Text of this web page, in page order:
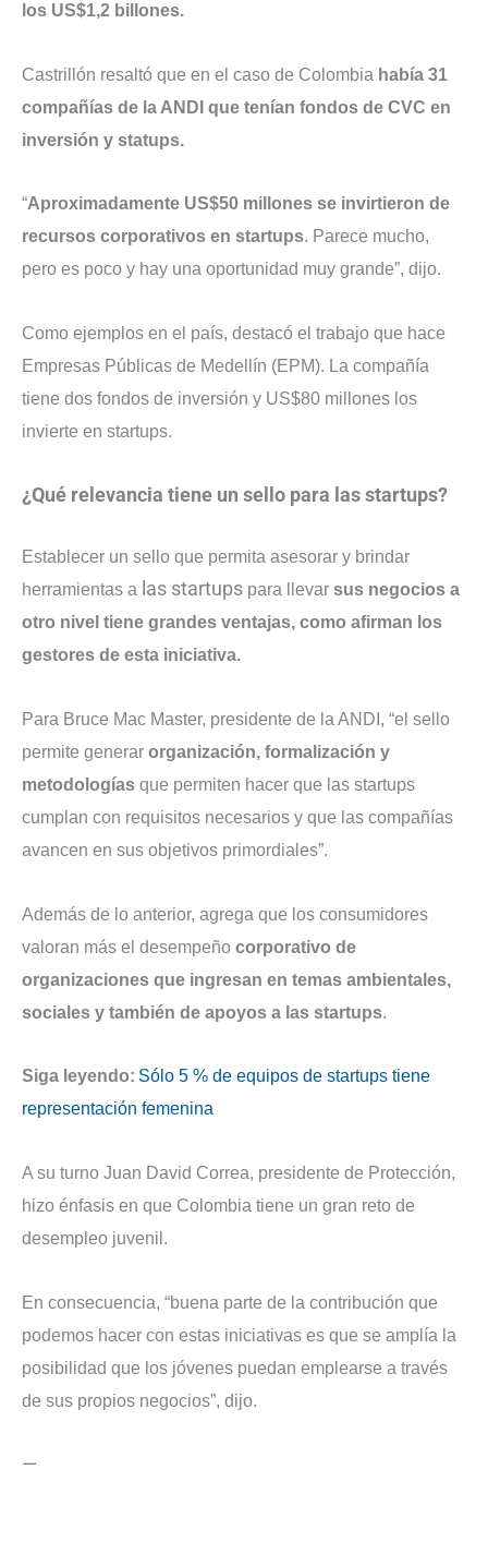
los US$1,2 billones.
Castrillón resaltó que en el caso de Colombia había 31
compañías de la ANDI que tenían fondos de CVC en
inversión y statups.
“Aproximadamente US$50 millones se invirtieron de
recursos corporativos en startups. Parece mucho,
pero es poco y hay una oportunidad muy grande”, dijo.
Como ejemplos en el país, destacó el trabajo que hace
Empresas Públicas de Medellín (EPM). La compañía
tiene dos fondos de inversión y US$80 millones los
invierte en startups.
¿Qué relevancia tiene un sello para las startups?
Establecer un sello que permita asesorar y brindar
herramientas a las startups para llevar sus negocios a
otro nivel tiene grandes ventajas, como afirman los
gestores de esta iniciativa.
Para Bruce Mac Master, presidente de la ANDI, “el sello
permite generar organización, formalización y
metodologías que permiten hacer que las startups
cumplan con requisitos necesarios y que las compañías
avancen en sus objetivos primordiales”.
Además de lo anterior, agrega que los consumidores
valoran más el desempeño corporativo de
organizaciones que ingresan en temas ambientales,
sociales y también de apoyos a las startups.
Siga leyendo: Sólo 5 % de equipos de startups tiene
representación femenina
A su turno Juan David Correa, presidente de Protección,
hizo énfasis en que Colombia tiene un gran reto de
desempleo juvenil.
En consecuencia, “buena parte de la contribución que
podemos hacer con estas iniciativas es que se amplía la
posibilidad que los jóvenes puedan emplearse a través
de sus propios negocios”, dijo.
—